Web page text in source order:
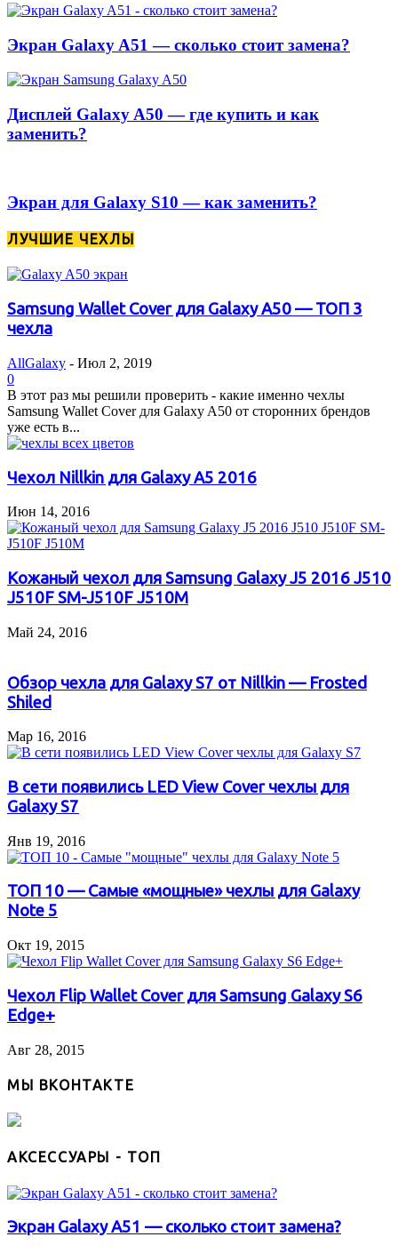
Экран Galaxy A51 — сколько стоит замена?
Дисплей Galaxy A50 — где купить и как
заменить?
Экран для Galaxy S10 — как заменить?
ЛУЧШИЕ ЧЕХЛЫ
Samsung Wallet Cover для Galaxy A50 — ТОП 3
чехла
AllGalaxy - Июл 2, 2019
0
В этот раз мы решили проверить - какие именно чехлы
Samsung Wallet Cover для Galaxy A50 от сторонних брендов
уже есть в...
Чехол Nillkin для Galaxy A5 2016
Июн 14, 2016
Кожаный чехол для Samsung Galaxy J5 2016 J510
J510F SM-J510F J510M
Май 24, 2016
Обзор чехла для Galaxy S7 от Nillkin — Frosted
Shiled
Мар 16, 2016
В сети появились LED View Cover чехлы для
Galaxy S7
Янв 19, 2016
ТОП 10 — Самые «мощные» чехлы для Galaxy
Note 5
Окт 19, 2015
Чехол Flip Wallet Cover для Samsung Galaxy S6
Edge+
Авг 28, 2015
МЫ ВКОНТАКТЕ
АКСЕССУАРЫ - ТОП
Экран Galaxy A51 — сколько стоит замена?